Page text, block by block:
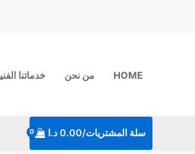
HOME من نحن خدماتنا
سلة المشتريات/0.00 د.ا